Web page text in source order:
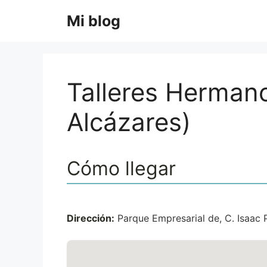
Mi blog
Talleres
Alcázares)
Cómo llegar
Dirección: Parque Empresarial de, C. Isaac